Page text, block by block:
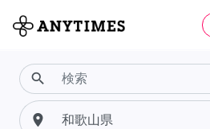
search
place